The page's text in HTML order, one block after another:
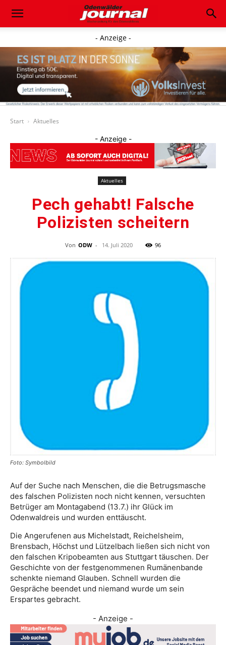
- Anzeige -
Start Aktuelles
- Anzeige -
Aktuelles
Pech gehabt! Falsche
Polizisten scheitern
Von ODW - 14. Juli 2020 96
Foto: Symbolbild
Auf der Suche nach Menschen, die die Betrugsmasche
des falschen Polizisten noch nicht kennen, versuchten
Betrüger am Montagabend (13.7.) ihr Glück im
Odenwaldreis und wurden enttäuscht.
Die Angerufenen aus Michelstadt, Reichelsheim,
Brensbach, Höchst und Lützelbach ließen sich nicht von
den falschen Kripobeamten aus Stuttgart täuschen. Der
Geschichte von der festgenommenen Rumänenbande
schenkte niemand Glauben. Schnell wurden die
Gespräche beendet und niemand wurde um sein
Erspartes gebracht.
- Anzeige -